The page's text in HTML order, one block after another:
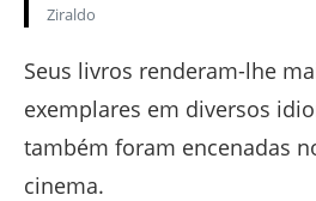
Ziraldo
Seus livros renderam-lhe
exemplares em diversos
também foram encenadas
cinema.